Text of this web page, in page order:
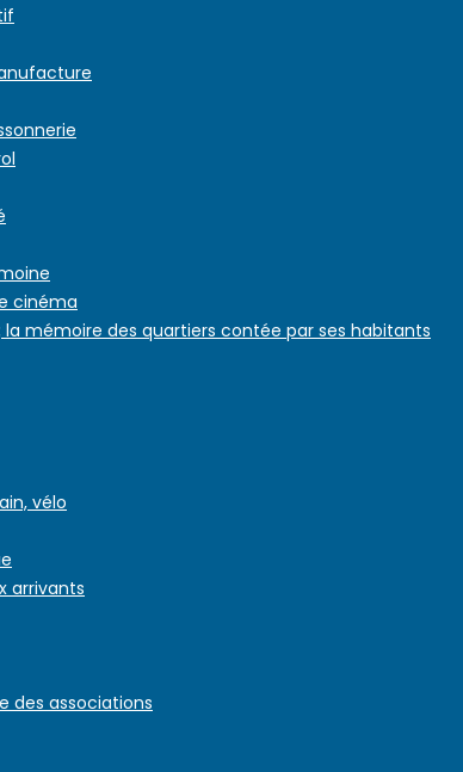
cinéma
la mémoire des quartiers contée par ses habitants
vélo
arrivants
des associations